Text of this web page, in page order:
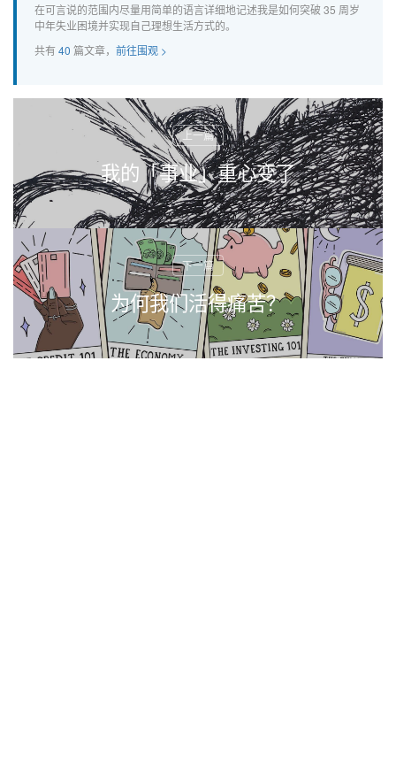
在可言说的范围内尽量用简单的语言详细地记述我是如何突破 35 周岁
中年失业困境并实现自己理想生活方式的。
共有40 篇文章， 前往围观 >
我的「事业」重心变了
为何我们活得痛苦？